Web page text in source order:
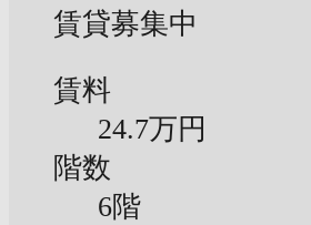
賃貸募集中
賃料
24.7万円
階数
6階